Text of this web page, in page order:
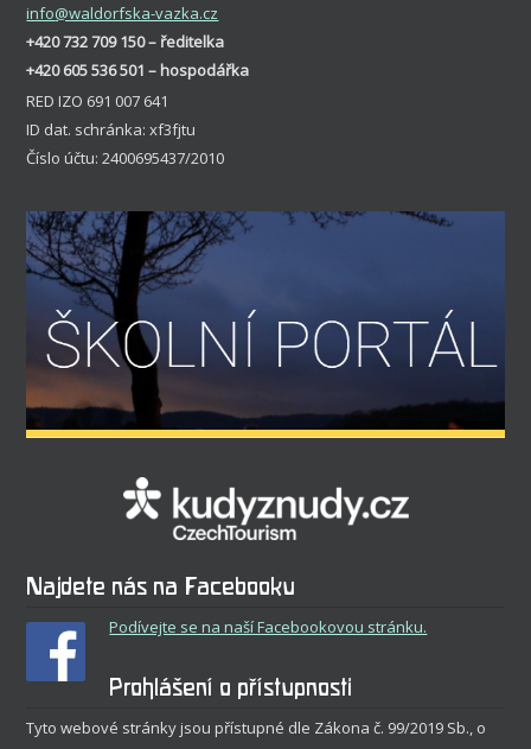
info@waldorfska-vazka.cz
+420 732 709 150 – ředitelka
+420 605 536 501 – hospodářka
RED IZO 691 007 641
ID dat. schránka: xf3fjtu
Číslo účtu: 2400695437/2010
Najdete nás na Facebooku
Podívejte se na naší Facebookovou stránku.
Prohlášení o přístupnosti
Tyto webové stránky jsou přístupné dle Zákona č. 99/2019 Sb., o